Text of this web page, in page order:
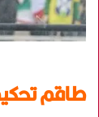
طاقم